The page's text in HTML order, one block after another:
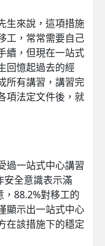
來說，這項措施
工，常常需要自己
續，但現在一站式
回憶起過去的經
所有講習，講習完
項法定文件後，就
一站式中心講習
安全意識表示滿
88.2%對移工的
顯示出一站式中心
在該措施下的穩定